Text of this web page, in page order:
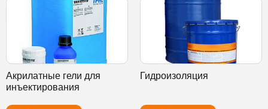
Акрилатные гели для
инъектирования
Гидроизоляция